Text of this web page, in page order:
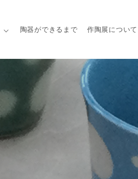
陶器ができるまで 作陶展について